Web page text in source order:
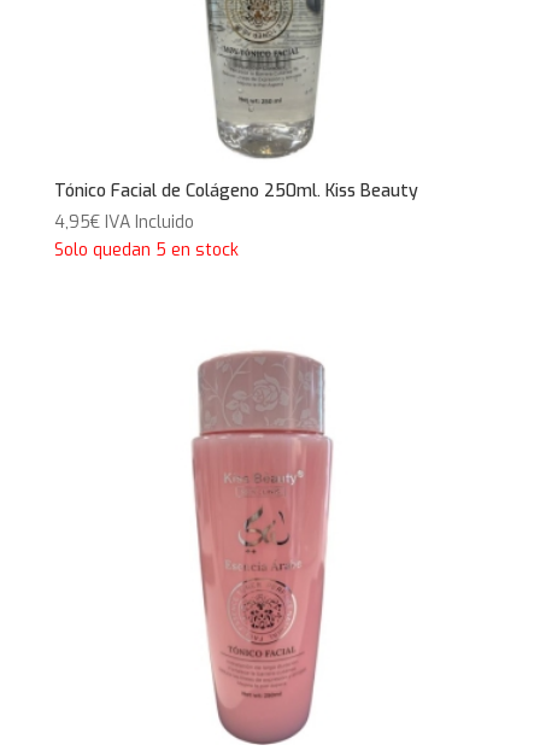
Tónico Facial de Colágeno 250ml. Kiss Beauty
4,95€ IVA Incluido
Solo quedan 5 en stock